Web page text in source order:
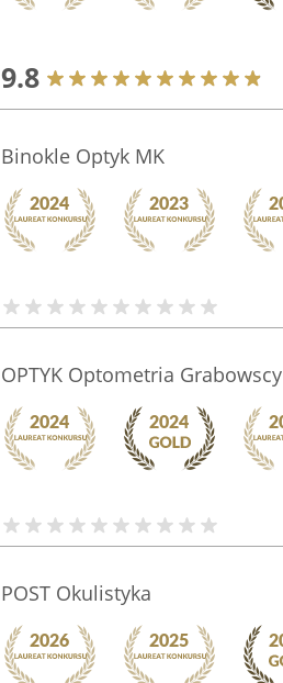
9.8
Binokle Optyk MK
OPTYK Optometria Grabowscy
POST Okulistyka